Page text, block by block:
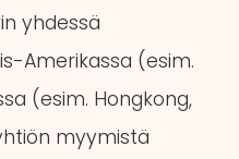
yhdessä
Amerikassa (esim.
(esim. Hongkong,
myymistä